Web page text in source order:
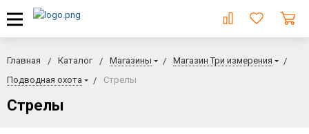
Главная Каталог Магазины
Магазин Три измерения
Подводная охота
Стрелы
Стрелы